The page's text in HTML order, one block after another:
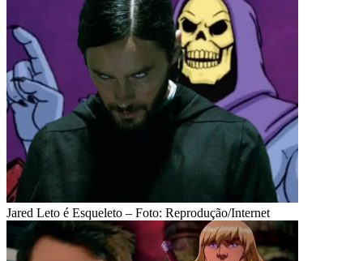
Jared Leto é Esqueleto – Foto: Reprodução/Internet